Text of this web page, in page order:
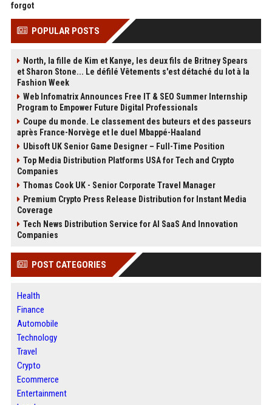
forgot
POPULAR POSTS
North, la fille de Kim et Kanye, les deux fils de Britney Spears
et Sharon Stone... Le défilé Vêtements s'est détaché du lot à la
Fashion Week
Web Infomatrix Announces Free IT & SEO Summer Internship
Program to Empower Future Digital Professionals
Coupe du monde. Le classement des buteurs et des passeurs
après France-Norvège et le duel Mbappé-Haaland
Ubisoft UK Senior Game Designer – Full-Time Position
Top Media Distribution Platforms USA for Tech and Crypto
Companies
Thomas Cook UK - Senior Corporate Travel Manager
Premium Crypto Press Release Distribution for Instant Media
Coverage
Tech News Distribution Service for AI SaaS And Innovation
Companies
POST CATEGORIES
Health
Finance
Automobile
Technology
Travel
Crypto
Ecommerce
Entertainment